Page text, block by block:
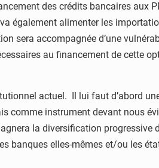
des crédits bancaires aux
également alimenter les
sera accompagnée d’une
au financement de cette
actuel. Il lui faut d’abord
comme instrument devant nous
la diversification progressive
banques elles-mêmes et/ou les